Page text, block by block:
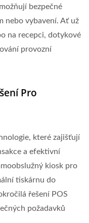
bezpečné
nebo vybavení. Ať už
na recepci, dotykové
provozní
Pro
které zajišťují
a efektivní
kiosk pro
tiskárnu do
řešení POS
požadavků